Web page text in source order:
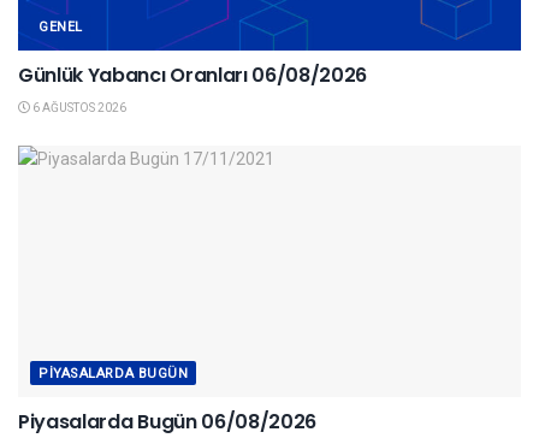
GENEL
Günlük Yabancı Oranları 06/08/2026
6 AĞUSTOS 2026
PIYASALARDA BUGÜN
Piyasalarda Bugün 06/08/2026